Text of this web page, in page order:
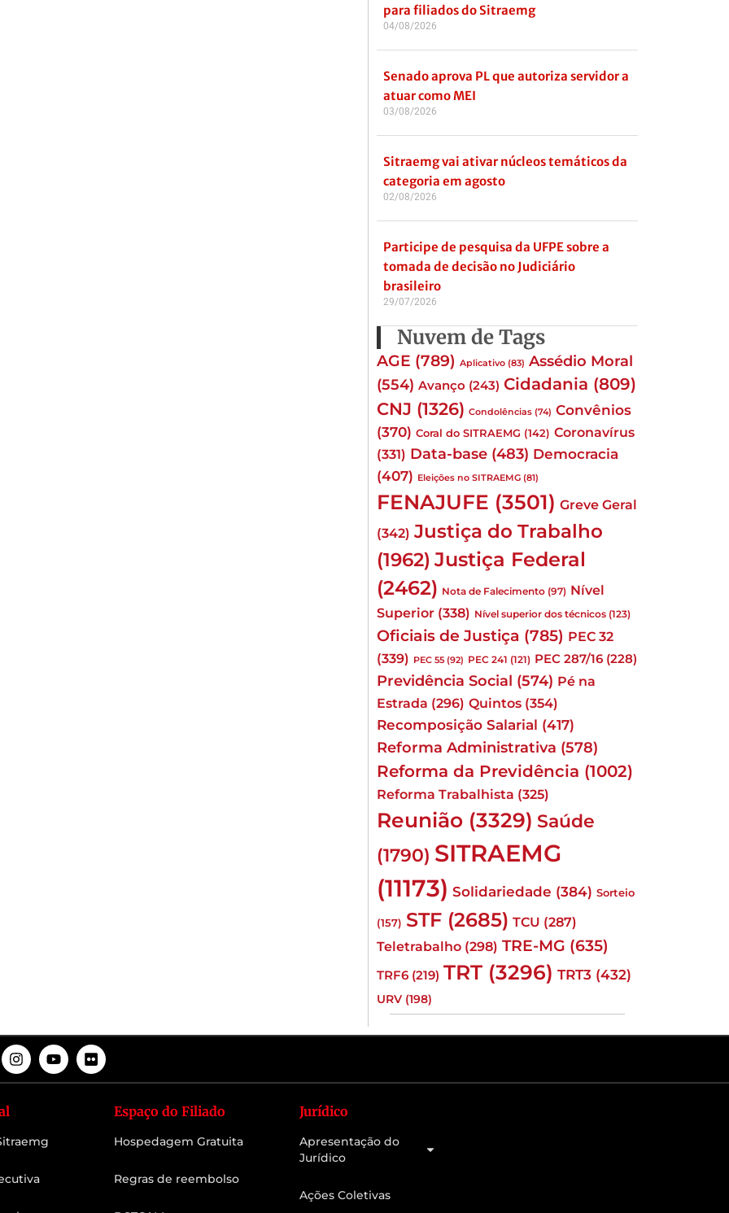
para filiados do Sitraemg
04/08/2026
Senado aprova PL que autoriza servidor a
atuar como MEI
03/08/2026
Sitraemg vai ativar núcleos temáticos da
categoria em agosto
02/08/2026
Participe de pesquisa da UFPE sobre a
tomada de decisão no Judiciário
brasileiro
29/07/2026
Nuvem de Tags
AGE (789) Aplicativo (83) Assédio Moral
(554) Avanço (243) Cidadania (809)
CNJ (1326) Condolências (74) Convênios
(370) Coral do SITRAEMG (142) Coronavírus
(331) Data-base (483) Democracia
(407) Eleições no SITRAEMG (81)
FENAJUFE (3501) Greve Geral
(342) Justiça do Trabalho
(1962) Justiça Federal
(2462) Nota de Falecimento (97) Nível
Superior (338) Nível superior dos técnicos (123)
Oficiais de Justiça (785) PEC 32
(339) PEC 55 (92) PEC 241 (121) PEC 287/16 (228)
Previdência Social (574) Pé na
Estrada (296) Quintos (354)
Recomposição Salarial (417)
Reforma Administrativa (578)
Reforma da Previdência (1002)
Reforma Trabalhista (325)
Reunião (3329) Saúde
(1790) SITRAEMG
(11173) Solidariedade (384) Sorteio
(157) STF (2685) TCU (287)
Teletrabalho (298) TRE-MG (635)
TRF6 (219) TRT (3296) TRT3 (432)
URV (198)
Espaço do Filiado
Hospedagem Gratuita
Regras de reembolso
Jurídico
Apresentação do
Jurídico
Ações Coletivas